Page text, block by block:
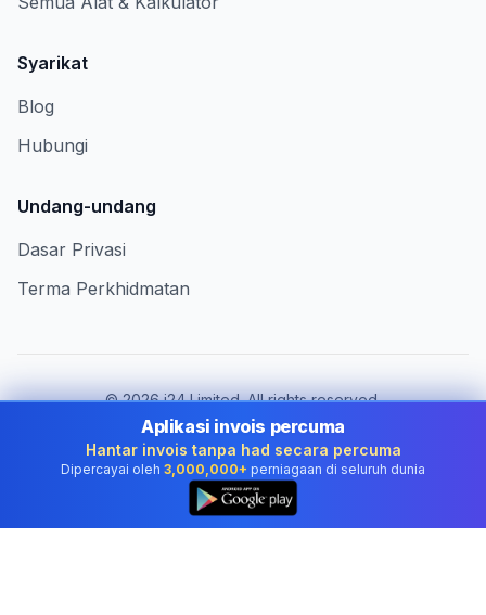
Syarikat
Blog
Hubungi
Undang-undang
Dasar Privasi
Terma Perkhidmatan
©2026i24 Limited. All rights reserved.
Berkhidmat untuk perniagaan di Malaysia
Tukar negara:
Malaysia
Aplikasi invois percuma
Hantar invois tanpa had secara percuma
Dipercayai oleh 3,000,000+ perniagaan di seluruh dunia